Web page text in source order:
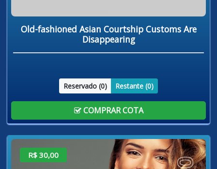
Old-fashioned Asian Courtship Customs Are
Disappearing
Reservado (0) Restante (0)
COMPRAR COTA
R$ 30,00